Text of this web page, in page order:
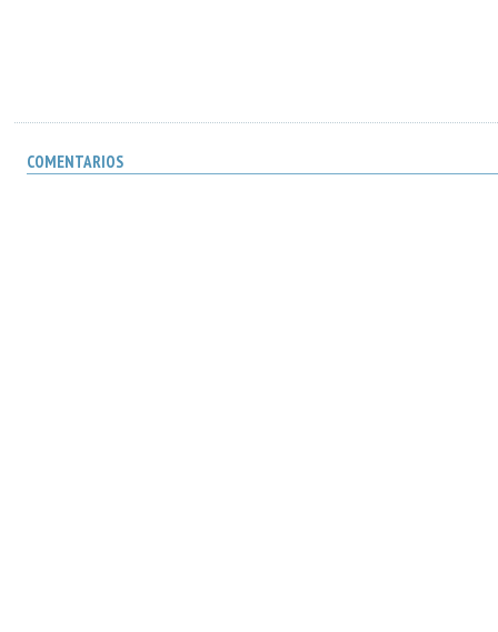
COMENTARIOS